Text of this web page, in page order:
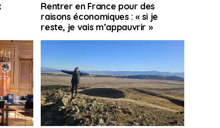
Rentrer en France pour des
raisons économiques : « si je
reste, je vais m’appauvrir »